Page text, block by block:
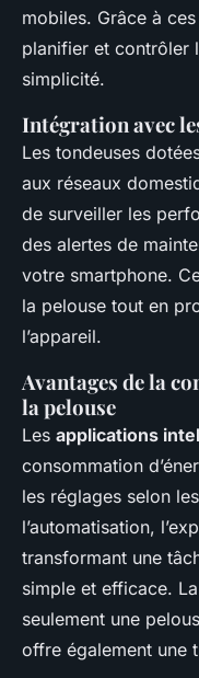
mobiles. Grâce à
planifier et contrôler
simplicité.
Intégration avec
Les tondeuses
aux réseaux
de surveiller les
des alertes de
votre smartphone.
la pelouse tout en
l’appareil.
Avantages de la
la pelouse
Les applications
consommation
les réglages selon
l’automatisation,
transformant une
simple et efficace.
seulement une
offre également une